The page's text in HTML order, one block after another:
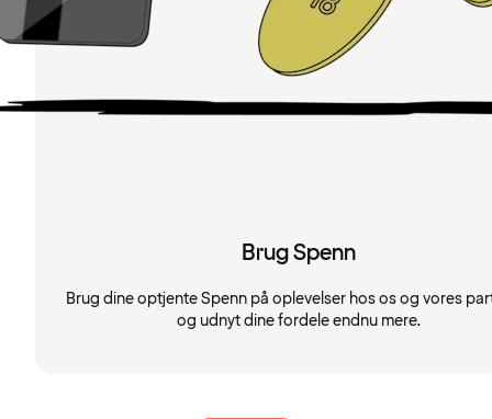
Brug Spenn
Brug dine optjente Spenn på oplevelser hos os og vores
og udnyt dine fordele endnu mere.